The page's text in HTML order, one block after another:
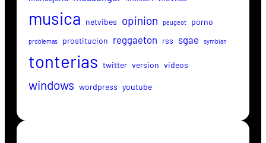
musica netvibes opinion peugeot porno
problemas prostitucion reggaeton rss sgae symbian
tonterias twitter version videos
windows wordpress youtube